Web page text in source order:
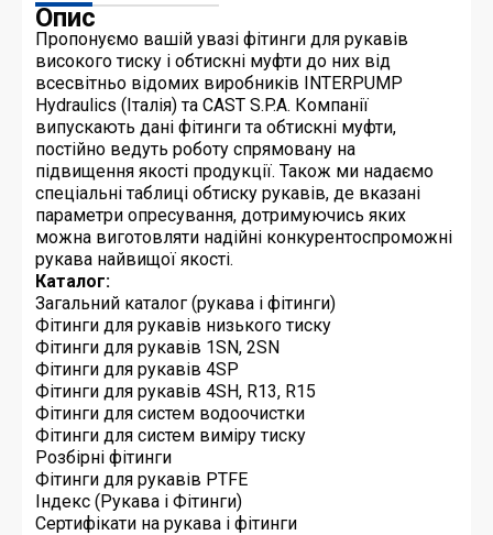
Опис
Пропонуємо вашій увазі фітинги для рукавів
високого тиску і обтискні муфти до них від
всесвітньо відомих виробників INTERPUMP
Hydraulics (Італія) та CAST S.P.A. Компанії
випускають дані фітинги та обтискні муфти,
постійно ведуть роботу спрямовану на
підвищення якості продукції. Також ми надаємо
спеціальні таблиці обтиску рукавів, де вказані
параметри опресування, дотримуючись яких
можна виготовляти надійні конкурентоспроможні
рукава найвищої якості.
Каталог:
Загальний каталог (рукава і фітинги)
Фітинги для рукавів низького тиску
Фітинги для рукавів 1SN, 2SN
Фітинги для рукавів 4SP
Фітинги для рукавів 4SH, R13, R15
Фітинги для систем водоочистки
Фітинги для систем виміру тиску
Розбірні фітинги
Фітинги для рукавів PTFE
Індекс (Рукава і Фітинги)
Сертифікати на рукава і фітинги